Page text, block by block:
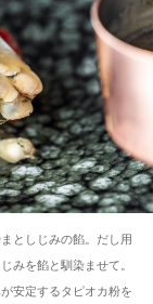
としじみの餡。だし用
みを餡と馴染ませて。
安定するタピオカ粉を